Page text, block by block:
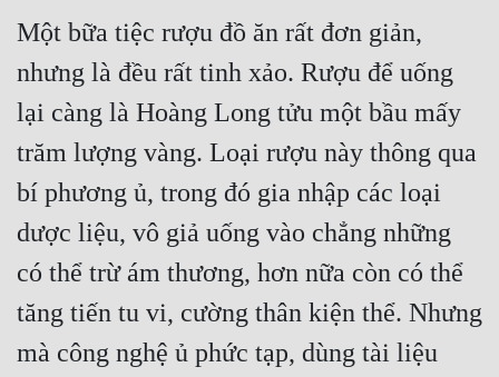
Một bữa tiệc rượu đồ ăn rất đơn giản,
nhưng là đều rất tinh xảo. Rượu để uống
lại càng là Hoàng Long tửu một bầu mấy
trăm lượng vàng. Loại rượu này thông qua
bí phương ủ, trong đó gia nhập các loại
dược liệu, vô giả uống vào chẳng những
có thể trừ ám thương, hơn nữa còn có thể
tăng tiến tu vi, cường thân kiện thể. Nhưng
mà công nghệ ủ phức tạp, dùng tài liệu